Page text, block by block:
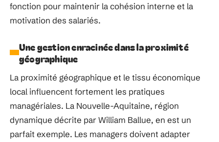
fonction pour maintenir la cohésion interne et la
motivation des salariés.
Une gestion enracinée dans la proximité
géographique
La proximité géographique et le tissu économique
local influencent fortement les pratiques
managériales. La Nouvelle-Aquitaine, région
dynamique décrite par William Ballue, en est un
parfait exemple. Les managers doivent adapter